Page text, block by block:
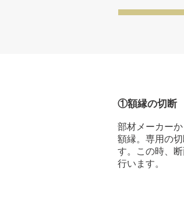
①額縁の切断
部材メーカー
額縁。専用の
す。この時、
行います。